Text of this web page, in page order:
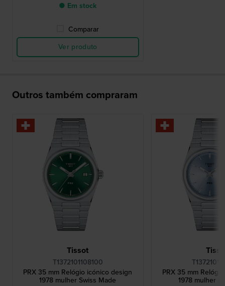
● Em stock
Comparar
Ver produto
Outros também compraram
Tissot
T1372101108100
PRX 35 mm Relógio icónico design
1978 mulher Swiss Made
PRX 35 mm
1978 mulher